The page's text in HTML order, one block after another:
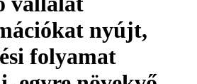
nyújt,
folyamat